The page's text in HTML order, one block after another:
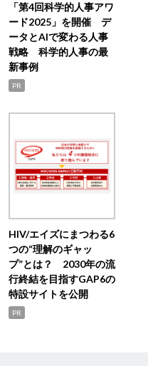
「第4回科学的人事アワ
ード2025」を開催 デ
ータとAIで変わる人事
戦略 科学的人事の最
新事例
PR
HIV/エイズにまつわる6
つの“理解のギャッ
プ”とは？ 2030年の流
行終結を目指すGAP6の
特設サイトを公開
PR